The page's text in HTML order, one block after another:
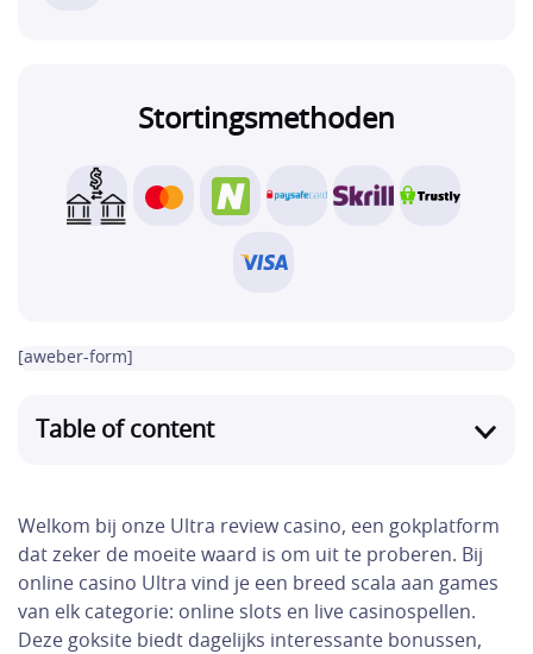
Stortingsmethoden
[aweber-form]
Table of content
Welkom bij onze Ultra review casino, een gokplatform
dat zeker de moeite waard is om uit te proberen. Bij
online casino Ultra vind je een breed scala aan games
van elk categorie: online slots en live casinospellen.
Deze goksite biedt dagelijks interessante bonussen,